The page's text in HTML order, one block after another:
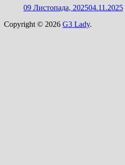
09 Листопада, 202504.11.2025
Copyright © 2026 G3 Lady.